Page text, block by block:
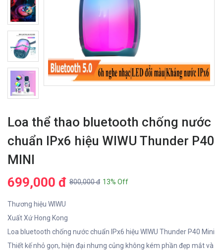
Loa thể thao bluetooth chống nước
chuẩn IPx6 hiệu WIWU Thunder P40
MINI
699,000 đ 800,000 đ 13% Off
Thương hiệu WIWU
Xuất Xứ Hong Kong
Loa bluetooth chống nước chuẩn IPx6 hiệu WIWU Thunder P40 Mini
Thiết kế nhỏ gọn, hiện đại nhưng củng không kém phần đẹp mắt và